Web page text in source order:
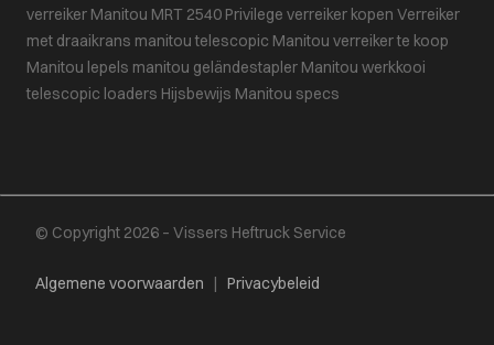
verreiker Manitou MRT 2540 Privilege verreiker kopen Verreiker
met draaikrans manitou telescopic Manitou verreiker te koop
Manitou lepels manitou geländestapler Manitou werkkooi
telescopic loaders Hijsbewijs Manitou specs
© Copyright 2026 – Vissers Heftruck Service
Algemene voorwaarden | Privacybeleid